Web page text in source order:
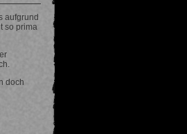
aufgrund
so prima
doch